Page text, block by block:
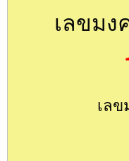
เลขม
เล